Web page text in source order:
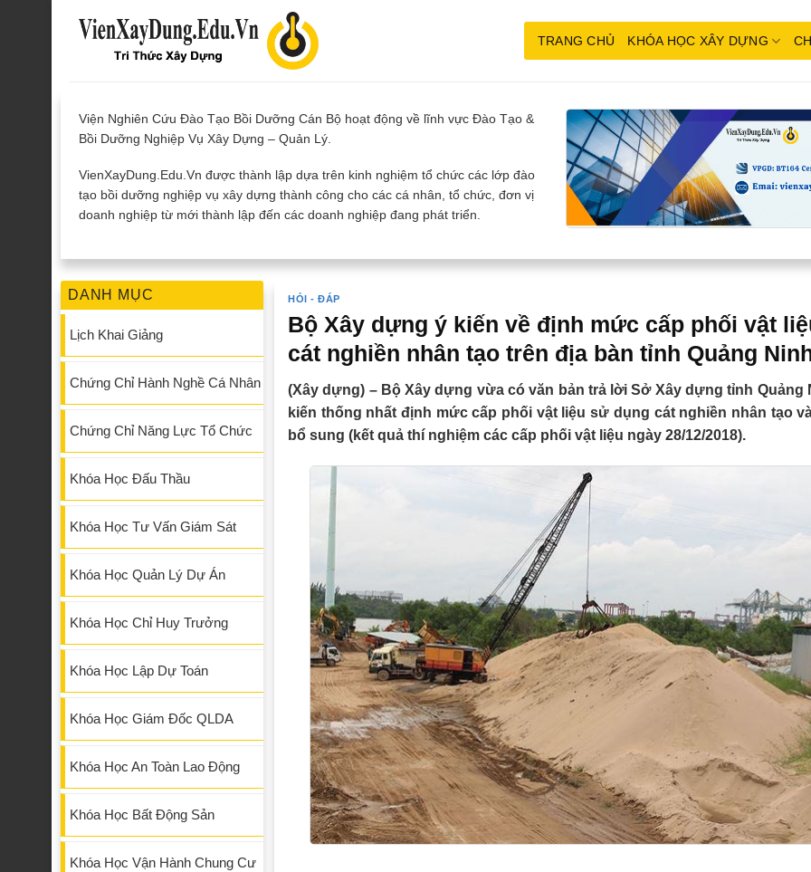
TRANG CHỦ KHÓA HỌC XÂY DỰNG
Viện Nghiên Cứu Đào Tạo Bồi Dưỡng Cán Bộ hoạt động về lĩnh vực Đào Tạo &
Bồi Dưỡng Nghiệp Vụ Xây Dựng – Quản Lý.
VienXayDung.Edu.Vn được thành lập dựa trên kinh nghiệm tổ chức các lớp đào
tạo bồi dưỡng nghiệp vụ xây dựng thành công cho các cá nhân, tổ chức, đơn vị
doanh nghiệp từ mới thành lập đến các doanh nghiệp đang phát triển.
DANH MỤC
Lịch Khai Giảng
Chứng Chỉ Hành Nghề Cá Nhân
Chứng Chỉ Năng Lực Tổ Chức
Khóa Học Đấu Thầu
Khóa Học Tư Vấn Giám Sát
Khóa Học Quản Lý Dự Án
Khóa Học Chỉ Huy Trưởng
Khóa Học Lập Dự Toán
Khóa Học Giám Đốc QLDA
Khóa Học An Toàn Lao Động
Khóa Học Bất Động Sản
Khóa Học Vận Hành Chung Cư
HỎI - ĐÁP
Bộ Xây dựng ý kiến về định mức cấp phối vật
cát nghiền nhân tạo trên địa bàn tỉnh Quảng
(Xây dựng) – Bộ Xây dựng vừa có văn bản trả lời Sở Xây dựng tỉnh Quảng
kiến thống nhất định mức cấp phối vật liệu sử dụng cát nghiền nhân tạo
bổ sung (kết quả thí nghiệm các cấp phối vật liệu ngày 28/12/2018).